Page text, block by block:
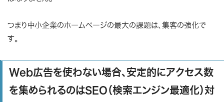
つまり中小企業のホームページの最大の課題は、集客の強化で
す。
Web広告を使わない場合、安定的にアクセス数
を集められるのはSEO（検索エンジン最適化）対